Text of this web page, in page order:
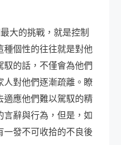
大的挑戰，就是控制
種個性的往往就是對他
的話，不僅會為他們
人對他們逐漸疏離。瞭
適應他們難以駕馭的精
辭與行為，但是，如
一發不可收拾的不良後